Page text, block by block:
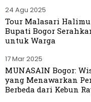
24 Agu 2025
Tour Malasari
Bupati Bogor
untuk Warga
17 Mar 2025
MUNASAIN Bogor:
yang Menawarkan
Berbeda dari Kebun